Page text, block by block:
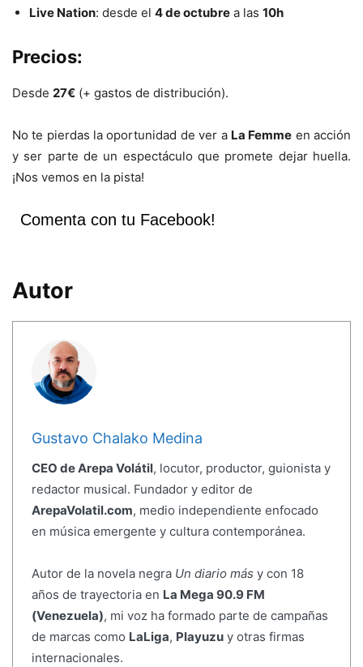
Live Nation: desde el 4 de octubre a las 10h
Precios:
Desde 27€ (+ gastos de distribución).
No te pierdas la oportunidad de ver a La Femme en acción
y ser parte de un espectáculo que promete dejar huella.
¡Nos vemos en la pista!
Comenta con tu Facebook!
Autor
Gustavo Chalako Medina
CEO de Arepa Volátil, locutor, productor, guionista y
redactor musical. Fundador y editor de
ArepaVolatil.com, medio independiente enfocado
en música emergente y cultura contemporánea.
Autor de la novela negra Un diario más y con 18
años de trayectoria en La Mega 90.9 FM
(Venezuela), mi voz ha formado parte de campañas
de marcas como LaLiga, Playuzuy otras firmas
internacionales.